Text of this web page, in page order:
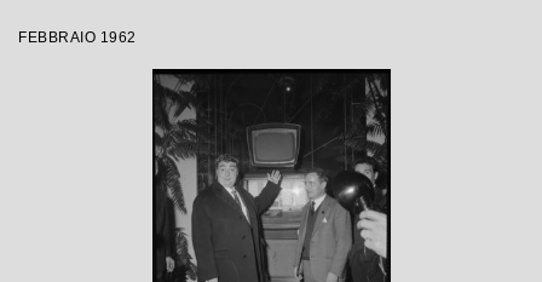
FEBBRAIO 1962